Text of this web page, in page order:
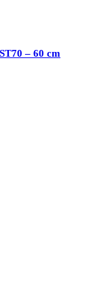
– 60 cm